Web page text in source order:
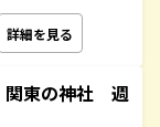
詳細を見る
関東の神社 週